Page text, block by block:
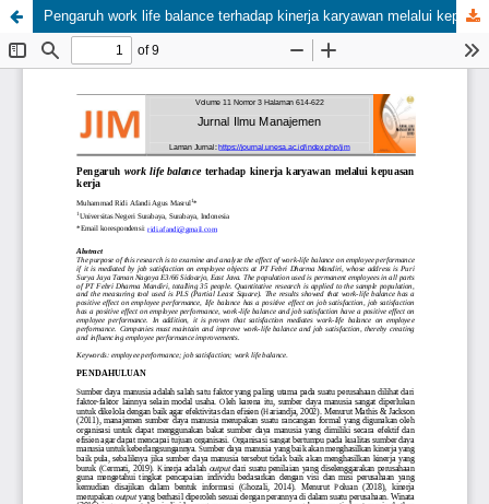
Pengaruh work life balance terhadap kinerja karyawan melalui kepuasan kerja